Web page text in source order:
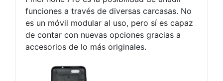
funciones a través de diversas carcasas. No
es un móvil modular al uso, pero sí es capaz
de contar con nuevas opciones gracias a
accesorios de lo más originales.